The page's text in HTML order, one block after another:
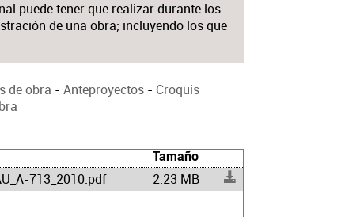
puede tener que realizar durante los
de una obra; incluyendo los que
de obra - Anteproyectos- Croquis
Tamaño
713_2010.pdf 2.23 MB